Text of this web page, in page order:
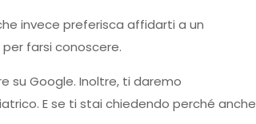
invece preferisca affidarti a un
farsi conoscere.
su Google. Inoltre, ti daremo
E se ti stai chiedendo perché anche